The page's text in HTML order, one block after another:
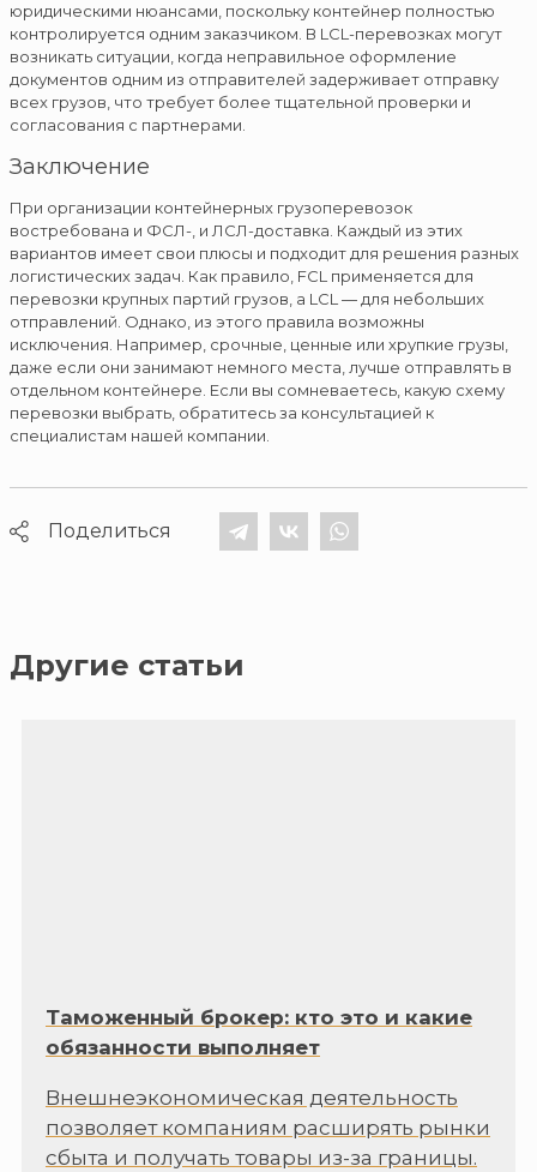
юридическими нюансами, поскольку контейнер полностью
контролируется одним заказчиком. В LCL-перевозках могут
возникать ситуации, когда неправильное оформление
документов одним из отправителей задерживает отправку
всех грузов, что требует более тщательной проверки и
согласования с партнерами.
Заключение
При организации контейнерных грузоперевозок
востребована и ФСЛ-, и ЛСЛ-доставка. Каждый из этих
вариантов имеет свои плюсы и подходит для решения разных
логистических задач. Как правило, FCL применяется для
перевозки крупных партий грузов, а LCL — для небольших
отправлений. Однако, из этого правила возможны
исключения. Например, срочные, ценные или хрупкие грузы,
даже если они занимают немного места, лучше отправлять в
отдельном контейнере. Если вы сомневаетесь, какую схему
перевозки выбрать, обратитесь за консультацией к
специалистам нашей компании.
Поделиться
Другие статьи
Таможенный брокер: кто это и какие
обязанности выполняет
Внешнеэкономическая деятельность
позволяет компаниям расширять рынки
сбыта и получать товары из-за границы.